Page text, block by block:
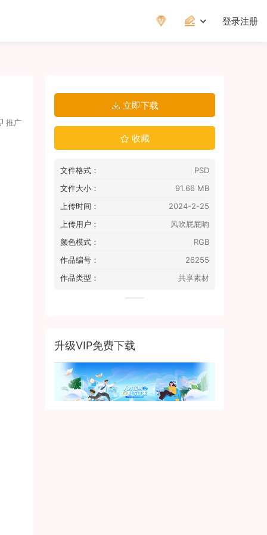
登录注册
推广
立即下载
收藏
文件格式：
PSD
文件大小：
91.66 MB
上传时间：
2024-2-25
上传用户：
风吹屁屁响
颜色模式：
RGB
作品编号：
26255
作品类型：
共享素材
升级VIP免费下载